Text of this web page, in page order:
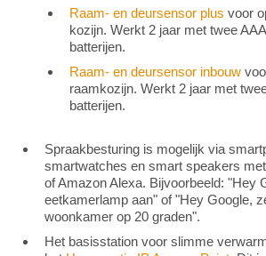
Raam- en deursensor plus voor
kozijn. Werkt 2 jaar met twee
batterijen.
Raam- en deursensor inbouw
raamkozijn. Werkt 2 jaar met
batterijen.
Spraakbesturing is mogelijk via
smartwatches en smart speakers
of Amazon Alexa. Bijvoorbeeld: "Hey
eetkamerlamp aan" of "Hey Google,
woonkamer op 20 graden".
Het basisstation voor slimme